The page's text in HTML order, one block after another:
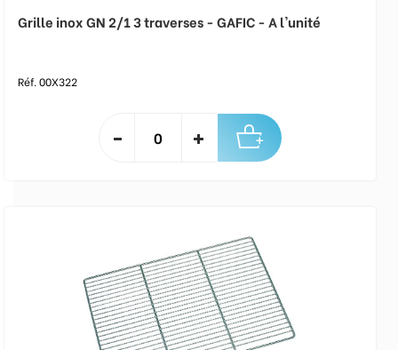
Grille inox GN 2/1 3 traverses - GAFIC - A l'unité
Réf. 00X322